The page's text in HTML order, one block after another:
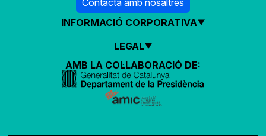
INFORMACIÓ CORPORATIVA
LEGAL
AMB LA COL·LABORACIÓ DE: